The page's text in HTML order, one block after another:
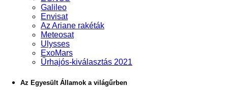
Galileo
Envisat
Az Ariane rakéták
Meteosat
Ulysses
ExoMars
Űrhajós-kiválasztás 2021
Az Egyesült Államok a világűrben